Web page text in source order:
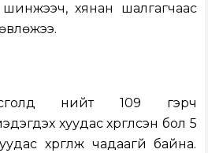
шинжээч, хянан шалгагчаас
нийт 109 гэрч
хуудас хүргүүлсэн бол 5
хүргүүлж чадаагүй байна.